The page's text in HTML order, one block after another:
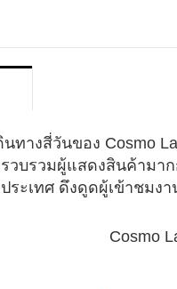
ทางสี่วันของ Cosmo
รวบรวมผู้แสดงสินค้าม
ประเทศ ดึงดูดผู้เข้าชมง
Cosmo